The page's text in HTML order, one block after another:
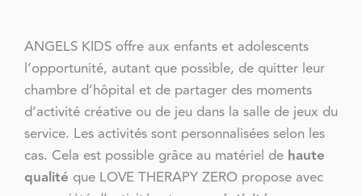
ANGELS KIDS offre aux enfants et adolescents
l’opportunité, autant que possible, de quitter leur
chambre d’hôpital et de partager des moments
d’activité créative ou de jeu dans la salle de jeux du
service. Les activités sont personnalisées selon les
cas. Cela est possible grâce au matériel de haute
qualité que LOVE THERAPY ZERO propose avec